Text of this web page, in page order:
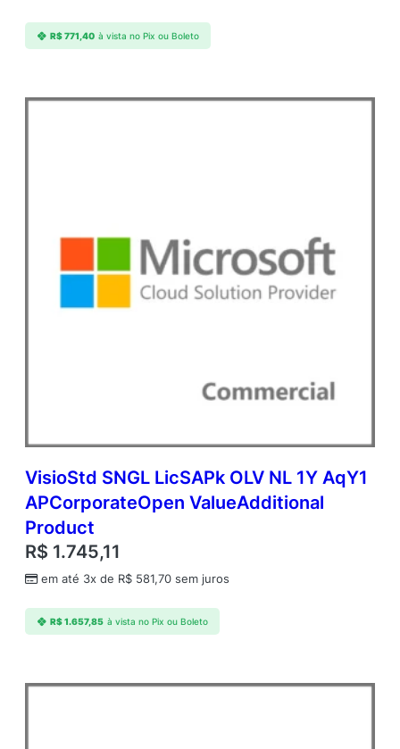
R$771,40 à vista no Pix ou Boleto
VisioStd SNGL LicSAPk OLV NL 1Y AqY1
APCorporateOpen ValueAdditional
Product
R$ 1.745,11
em até 3x de R$ 581,70 sem juros
R$1.657,85 à vista no Pix ou Boleto